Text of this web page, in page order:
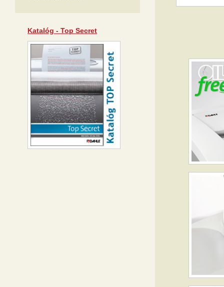
Katalóg - Top Secret